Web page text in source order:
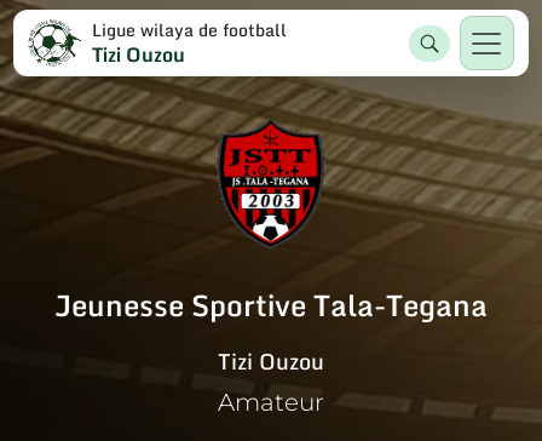
Ligue wilaya de football
Tizi Ouzou
Jeunesse Sportive Tala-Tegana
Tizi Ouzou
Amateur